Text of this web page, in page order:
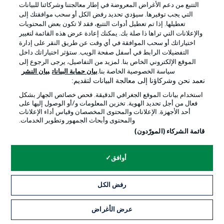
جهة النشر تواصل معنا
اللاعبون
© 2026 Bundesliga-Gruppe GmbH
وضع شاشة العرض
التتبع من دعم الأغراض المعروضة في إطار معالجتنا وشركائنا للبيانات
التي يجب توفيرها. سيؤدي تحديد رفض الكل أو سحب موافقتك إلى
تعطيلها. إذا تم تعطيل أدوات التتبع، فقد لا تكون بعض المحتويات
والإعلانات التي تراها ذا صلة بك. يمكنك إعادة عرض هذه القائمة لتغيير
اختياراتك أو سحب الموافقة في أي وقت عن طريق النقر على إدارة
التفضيلات الرابط في أسفل صفحة الويب. ستؤثر اختياراتك داخل
الموقع الإلكتروني الخاص بنا. لمزيد من التفاصيل، يرجى الرجوع إلى
سياسة الخصوصية الخاصة بنا.بيان حماية البيانات بيان النشر
نعمد نحن وشركاؤنا إلى معالجة البيانات لتقديم:
استخدام بيانات الموقع الجغرافي الدقيقة. فحص خصائص الجهاز بشكل
فعال من أجل تحديد الهوية. تخزين المعلومات و/أو الوصول إليها على
أحد الأجهزة. الإعلانات والمحتوى المخصصان وقياس أداء الإعلانات
والمحتوى وأبحاث الجمهور وتطوير الخدمات.
قائمة الشركاء (المورّدون)
أوافق
رفض الكل
عرض الأغراض